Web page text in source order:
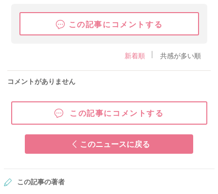
この記事にコメントする
新着順 共感が多い順
コメントがありません
この記事にコメントする
このニュースに戻る
この記事の著者